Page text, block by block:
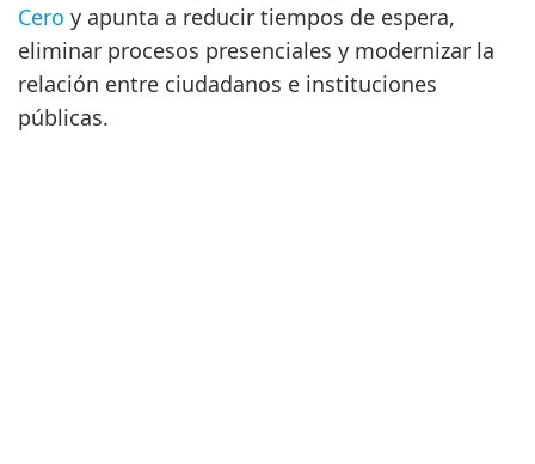
Cero y apunta a reducir tiempos de espera,
eliminar procesos presenciales y modernizar la
relación entre ciudadanos e instituciones
públicas.